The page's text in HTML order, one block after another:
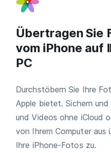
Übertragen Sie
vom iPhone auf
PC
Durchstöbern Sie Ihre
Apple bietet. Sichern
und Videos ohne iCloud
von Ihrem Computer aus
Ihre iPhone-Fotos zu.